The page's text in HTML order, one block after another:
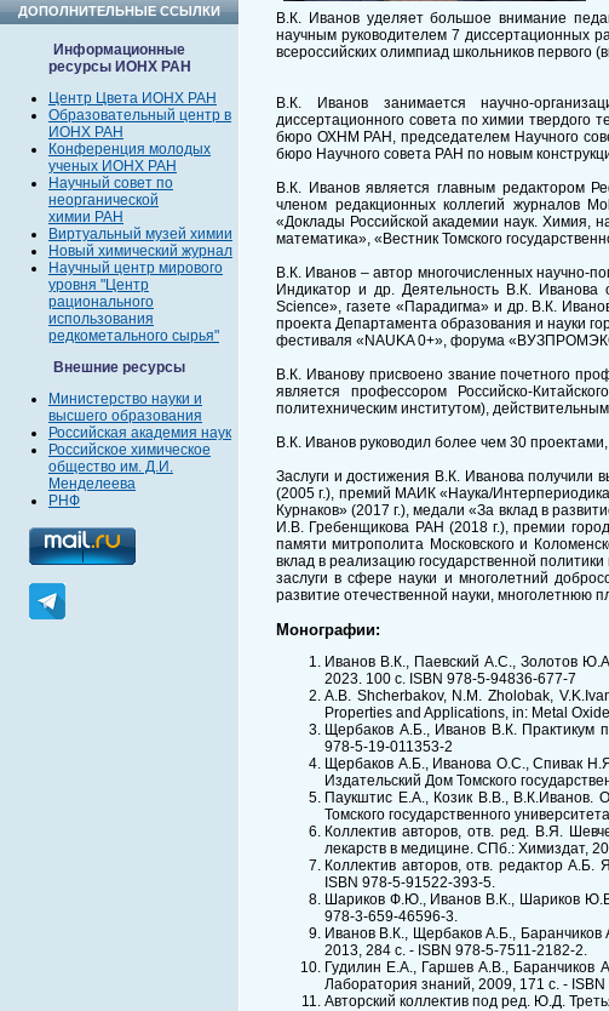
ДОПОЛНИТЕЛЬНЫЕ ССЫЛКИ
Информационные
ресурсы ИОНХ РАН
Центр Цвета ИОНХ РАН
Образовательный центр в
ИОНХ РАН
Конференция молодых
ученых ИОНХ РАН
Научный совет по
неорганической
химии РАН
Виртуальный музей химии
Новый химический журнал
Научный центр мирового
уровня "Центр
рационального
использования
редкометального сырья"
Внешние ресурсы
Министерство науки и
высшего образования
Российская академия наук
Российское химическое
общество им. Д.И.
Менделеева
РНФ
В.К. Иванов уделяет большое внимание
научным руководителем 7 диссертационных
всероссийских олимпиад школьников первого
В.К. Иванов занимается научно-
диссертационного совета по химии
бюро ОХНМ РАН, председателем Научного
бюро Научного совета РАН по новым
В.К. Иванов является главным редактором
членом редакционных коллегий журналов
«Доклады Российской академии наук. Химия,
математика», «Вестник Томского
В.К. Иванов – автор многочисленных научно-
Индикатор и др. Деятельность В.К.
Science», газете «Парадигма» и др. В.К.
проекта Департамента образования и науки
фестиваля «NAUKA 0+», форума
В.К. Иванову присвоено звание почетного
является профессором Российско-
политехническим институтом),
В.К. Иванов руководил более чем 30
Заслуги и достижения В.К. Иванова
(2005 г.), премий МАИК «Наука/
Курнаков» (2017 г.), медали «За вклад в
И.В. Гребенщикова РАН (2018 г.), премии
памяти митрополита Московского и
вклад в реализацию государственной
заслуги в сфере науки и многолетний
развитие отечественной науки, многолетнюю
Монографии:
Иванов В.К., Паевский А.С., Золотов
2023. 100 с. ISBN 978-5-94836-677-7
A.B. Shcherbakov, N.M. Zholobak,
Properties and Applications, in: Metal
Щербаков А.Б., Иванов В.К. Практикум
978-5-19-011353-2
Щербаков А.Б., Иванова О.С., Спивак
Издательский Дом Томского
Паукштис Е.А., Козик В.В., В.К.Иванов.
Томского государственного
Коллектив авторов, отв. ред. В.Я.
лекарств в медицине. СПб.: Химиздат,
Коллектив авторов, отв. редактор
ISBN 978-5-91522-393-5.
Шариков Ф.Ю., Иванов В.К., Шариков
978-3-659-46596-3.
Иванов В.К., Щербаков А.Б., Баранчиков
2013, 284 с. - ISBN 978-5-7511-2182-2.
Гудилин Е.А., Гаршев А.В.,
Лаборатория знаний, 2009, 171 с. -
Авторский коллектив под ред. Ю.Д.